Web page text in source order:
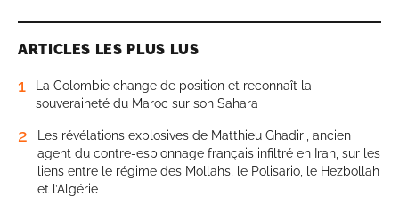
ARTICLES LES PLUS LUS
1
La Colombie change de position et reconnaît la
souveraineté du Maroc sur son Sahara
2
Les révélations explosives de Matthieu Ghadiri, ancien
agent du contre-espionnage français infiltré en Iran, sur les
liens entre le régime des Mollahs, le Polisario, le Hezbollah
et l’Algérie